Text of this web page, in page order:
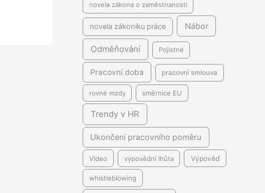
novela zákona o zaměstnanosti
novela zákoníku práce Nábor
Odměňování Pojistné
Pracovní doba pracovní smlouva
rovné mzdy směrnice EU
Trendy v HR
Ukončení pracovního poměru
Video výpovědní lhůta Výpověď
whistleblowing